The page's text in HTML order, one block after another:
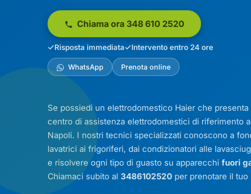
Chiama ora 348 610 2520
Risposta immediata Intervento entro 24 ore
WhatsApp Prenota online
Se possiedi un elettrodomestico Haier che
centro di assistenza elettrodomestici di riferimento
Napoli. I nostri tecnici specializzati conoscono a
lavatrici ai frigoriferi, dai condizionatori alle
e risolvere ogni tipo di guasto su apparecchifuori
Chiamaci subito al 3486102520 per prenotare il tuo